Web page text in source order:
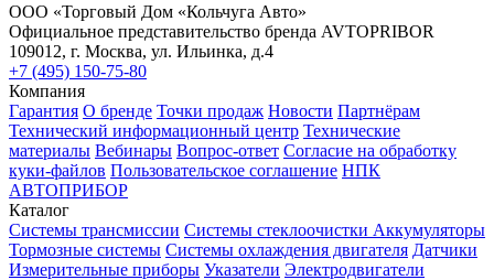
ООО «Торговый Дом «Кольчуга Авто»
Официальное представительство бренда AVTOPRIBOR
109012, г. Москва, ул. Ильинка, д.4
+7 (495) 150-75-80
Компания
Гарантия О бренде Точки продаж Новости Партнёрам
Технический информационный центр Технические
материалы Вебинары Вопрос-ответ Согласие на обработку
куки-файлов Пользовательское соглашение НПК
АВТОПРИБОР
Каталог
Системы трансмиссии Системы стеклоочистки Аккумуляторы
Тормозные системы Системы охлаждения двигателя Датчики
Измерительные приборы Указатели Электродвигатели